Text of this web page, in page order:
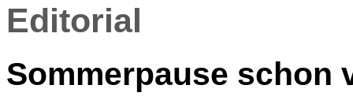
Editorial
Sommerpause schon